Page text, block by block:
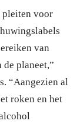
pleiten voor
van
planeet,”
“Aangezien al
roken en het